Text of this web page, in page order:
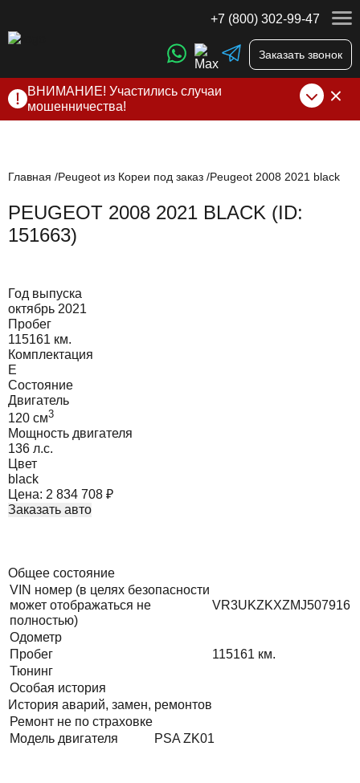
+7 (800) 302-99-47
Заказать звонок
ВНИМАНИЕ! Участились случаи
мошенничества!
нами по официальнымконтактам, указанным в соц сетях
Главная Peugeot из Кореи под заказ Peugeot 2008 2021 black
PEUGEOT 2008 2021 BLACK (ID:
151663)
Год выпуска
октябрь 2021
Пробег
115161 км.
Комплектация
E
Состояние
Двигатель
120 cм3
Мощность двигателя
136 л.с.
Цвет
black
Цена: 2 834 708 ₽
Заказать авто
Общее состояние
VIN номер (в целях безопасности
может отображаться не
полностью)
VR3UKZKXZMJ507916
Одометр
Пробег
115161 км.
Тюнинг
Особая история
История аварий, замен, ремонтов
Ремонт не по страховке
Модель двигателя
PSA ZK01